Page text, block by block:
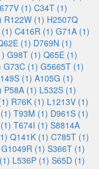
(1) C34T (1)
R122W (1) H2507Q
C416R (1) G71A (1)
(1) D769N (1)
G98T (1) Q65E (1)
G73C (1) G5665T (1)
(1) A105G (1)
P58A (1) L532S (1)
R76K (1) L1213V (1)
T93M (1) D961S (1)
T674I (1) S8814A
Q141K (1) C785T (1)
G1049R (1) S366T (1)
L536P (1) S65D (1)